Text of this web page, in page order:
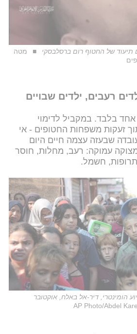
של החטוף רום ברסלבסקי
מטה
רעבים, ילדים שבויים
בלבד. במקביל לדימוי
זעקות משפחות החטופים - אי
שבעזה עצמה חיים היום
עמוקה: רעב, מחלות, חוסר
חשמל.
הומינטרי, דיר-אל באלח, אוקטובר
AP Photo/Abdel